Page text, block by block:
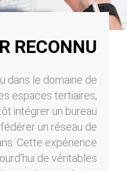
RECONNU
dans le domaine de
espaces tertiaires,
intégrer un bureau
fédérer un réseau de
Cette expérience
de véritables